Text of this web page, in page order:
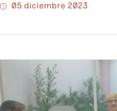
05 diciembre 2023